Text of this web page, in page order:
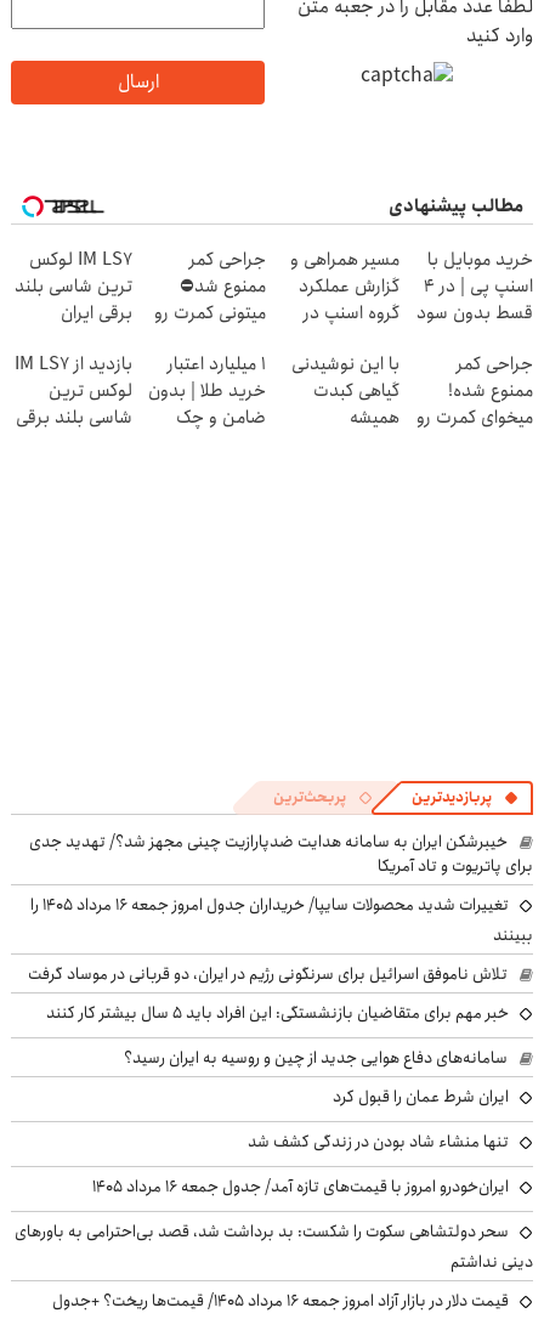
لطفا عدد مقابل را در جعبه متن
وارد کنید
ارسال
مطالب پیشنهادی
خرید موبایل با
اسنپ پی | در ۴
قسط بدون سود
مسیر همراهی و
گزارش عملکرد
گروه اسنپ در
جراحی کمر
ممنوع شد⛔
میتونی کمرت رو
کنی! 👈🏻
پرسش‌نامه
IM LS7 لوکس
ترین شاسی بلند
برقی ایران
جراحی کمر
ممنوع شده!
میخوای کمرت رو
با این نوشیدنی
گیاهی کبدت
همیشه
۱ میلیارد اعتبار
خرید طلا | بدون
ضامن و چک
بازدید از IM LS7
لوکس ترین
شاسی بلند برقی
پربازدیدترین پربحث‌ترین
خیبرشکن ایران به سامانه هدایت ضدپارازیت چینی مجهز شد؟/ تهدید جدی
برای پاتریوت و تاد آمریکا
تغییرات شدید محصولات سایپا/ خریداران جدول امروز جمعه ۱۶ مرداد ۱۴۰۵ را
ببینند
تلاش ناموفق اسرائیل برای سرنگونی رژیم در ایران، دو قربانی در موساد گرفت
خبر مهم برای متقاضیان بازنشستگی: این افراد باید ۵ سال بیشتر کار کنند
سامانه‌های دفاع هوایی جدید از چین و روسیه به ایران رسید؟
ایران شرط عمان را قبول کرد
تنها منشاء شاد بودن در زندگی کشف شد
ایران‌خودرو امروز با قیمت‌های تازه آمد/ جدول جمعه ۱۶ مرداد ۱۴۰۵
سحر دولتشاهی سکوت را شکست: بد برداشت شد، قصد بی‌احترامی به باورهای
دینی نداشتم
قیمت دلار در بازار آزاد امروز جمعه ۱۶ مرداد ۱۴۰۵/ قیمت‌ها ریخت؟ +جدول